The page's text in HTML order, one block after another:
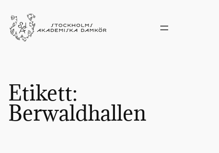
till
innehåll
Etikett:
Berwaldhallen